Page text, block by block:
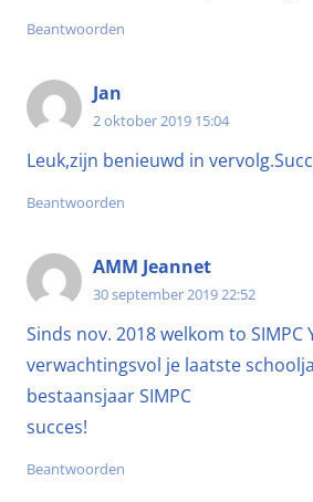
Beantwoorden
Jan
2 oktober 2019 15:04
Leuk,zijn benieuwd in
Beantwoorden
AMM Jeannet
30 september 2019 22:52
Sinds nov. 2018 welkom to SIMPC
verwachtingsvol je laatste
bestaansjaar SIMPC
succes!
Beantwoorden